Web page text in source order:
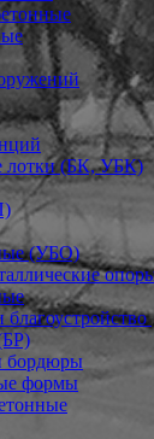
лотки (БК, УБК)
(УБО)
благоустройство
бордюры
формы